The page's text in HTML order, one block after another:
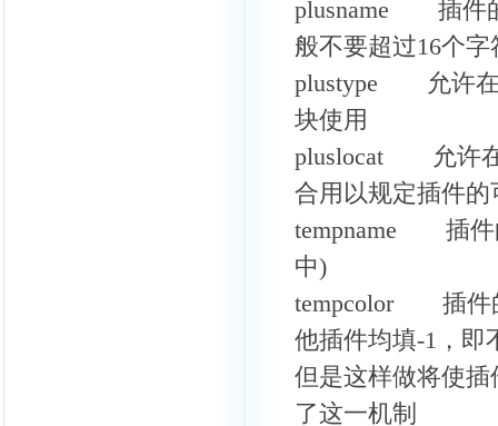
plusname 插件的
般不要超过16个字
plustype 允许在
块使用
pluslocat 允许在
合用以规定插件的
tempname 插件
中)
tempcolor 插件
他插件均填-1，即
但是这样做将使
了这一机制